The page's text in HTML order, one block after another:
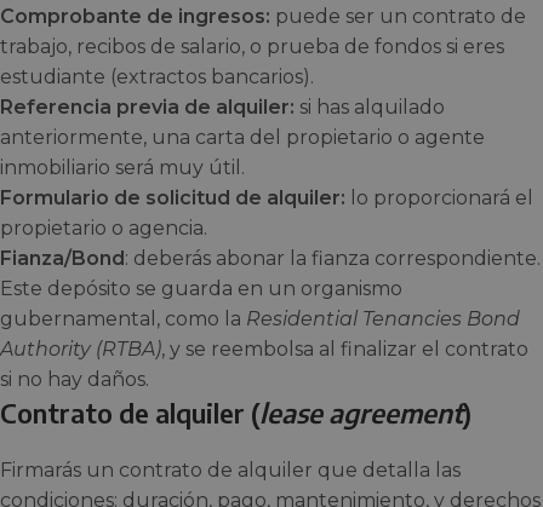
Comprobante de ingresos: puede ser un contrato de
trabajo, recibos de salario, o prueba de fondos si eres
estudiante (extractos bancarios).
Referencia previa de alquiler: si has alquilado
anteriormente, una carta del propietario o agente
inmobiliario será muy útil.
Formulario de solicitud de alquiler: lo proporcionará el
propietario o agencia.
Fianza/Bond : deberás abonar la fianza correspondiente.
Este depósito se guarda en un organismo
gubernamental, como la Residential Tenancies Bond
Authority (RTBA), y se reembolsa al finalizar el contrato
si no hay daños.
Contrato de alquiler (lease agreement)
Firmarás un contrato de alquiler que detalla las
condiciones: duración, pago, mantenimiento, y derechos